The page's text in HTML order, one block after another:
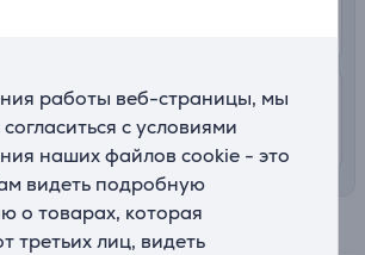
работы веб-страницы, мы
с условиями
наших файлов cookie - это
видеть подробную
о товарах, которая
третьих лиц, видеть
квартиру 4.99 €
Спецификация